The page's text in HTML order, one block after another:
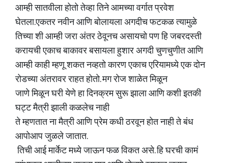
​आम्ही सातवीला होतो तेव्हा तिने आमच्या वर्गात प्रवेश
घेतला.एकतर नवीन आणि बोलायला अगदीच फटकळ त्यामुळे
तिच्या शी आम्ही जरा अंतर ठेवूनच असायचो पण हि जबरदस्ती
करायची एकाच बाकावर बसायला हुशार अगदी चुणचुणीत आणि
आम्ही काही म्हणू शकत नव्हतो कारण एकाच एरियामध्ये एक दोन
रोडच्या अंतरावर राहत होतो. मग रोज शाळेत मिळून
​जाणे मिळून घरी येणे हा दिनक्रम सुरू झाला आणि कशी इतकी
घट्ट मैत्री झाली कळलेच नाही
​ते म्हणतात ना मैत्री आणि प्रेम कधी ठरवून होत नाही ते बंध
आपोआप जुळले जातात.
​ तिची आई मार्केट मध्ये जाऊन फळ विकत असे. हि घरची कामं